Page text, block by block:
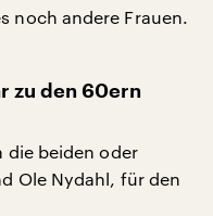
noch andere Frauen.
zu den 60ern
die beiden oder
Ole Nydahl, für den